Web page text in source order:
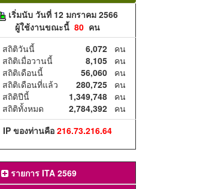
เริ่มนับ วันที่ 12 มกราคม 2566
ผู้ใช้งานขณะนี้ 80คน
สถิติวันนี้
6,072คน
สถิติเมื่อวานนี้
8,105คน
สถิติเดือนนี้
56,060คน
สถิติเดือนที่แล้ว
280,725คน
สถิติปีนี้
1,349,748คน
สถิติทั้งหมด
2,784,392คน
IP ของท่านคือ 216.73.216.64
รายการ ITA 2569